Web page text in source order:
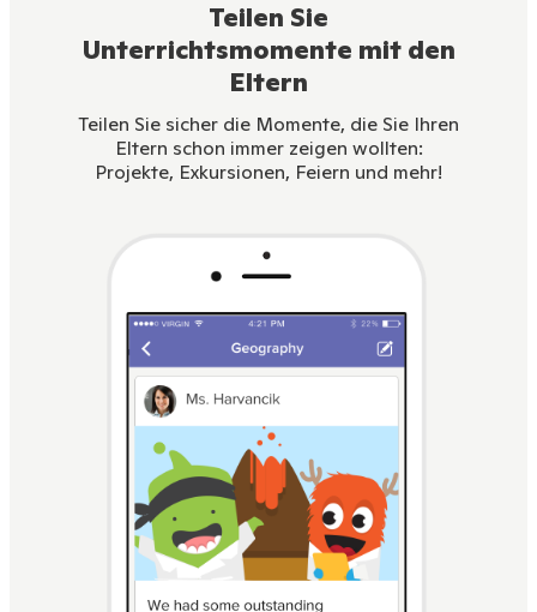
Teilen Sie
Unterrichtsmomente mit den
Eltern
Teilen Sie sicher die Momente, die Sie Ihren
Eltern schon immer zeigen wollten:
Projekte, Exkursionen, Feiern und mehr!